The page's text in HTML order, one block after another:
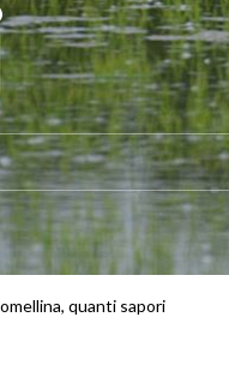
quanti sapori